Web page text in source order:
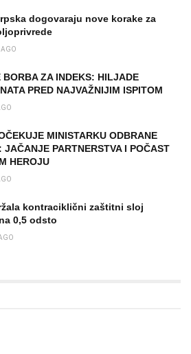
dogovaraju nove korake za
AGO
BORBA ZA INDEKS: HILJADE
PRED NAJVAŽNIJIM ISPITOM
MINISTARKU ODBRANE
JAČANJE PARTNERSTVA I POČAST
HEROJU
kontraciklični zaštitni sloj
0,5 odsto